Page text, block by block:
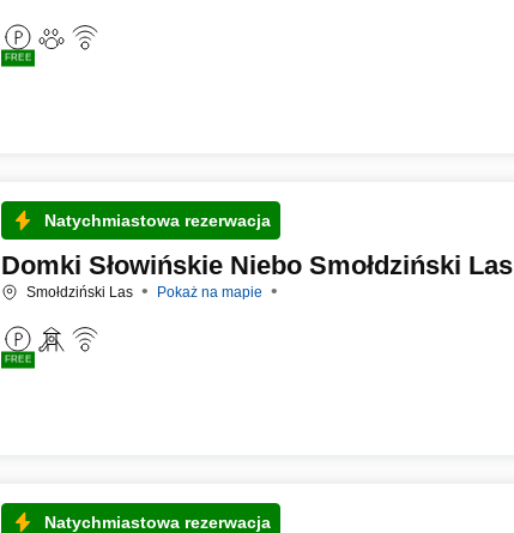
FREE
Natychmiastowa rezerwacja
Domki Słowińskie Niebo Smołdziński Las
Smołdziński Las Pokaż na mapie
FREE
Natychmiastowa rezerwacja